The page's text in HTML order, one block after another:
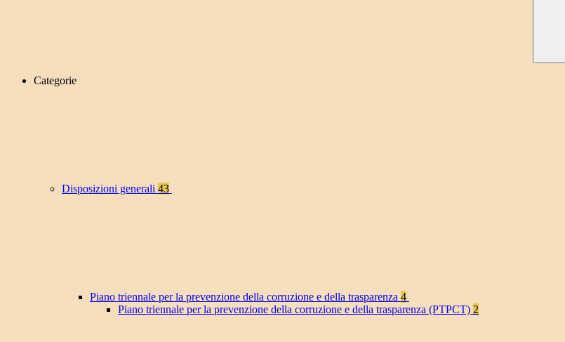
Categorie
Disposizioni generali 43
Piano triennale per la prevenzione della corruzione e della trasparenza 4
Piano triennale per la prevenzione della corruzione e della trasparenza (PTPCT) 2